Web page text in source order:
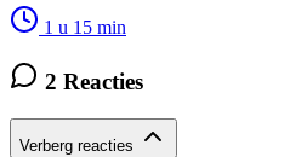
1 u 15 min
2 Reacties
Verberg reacties